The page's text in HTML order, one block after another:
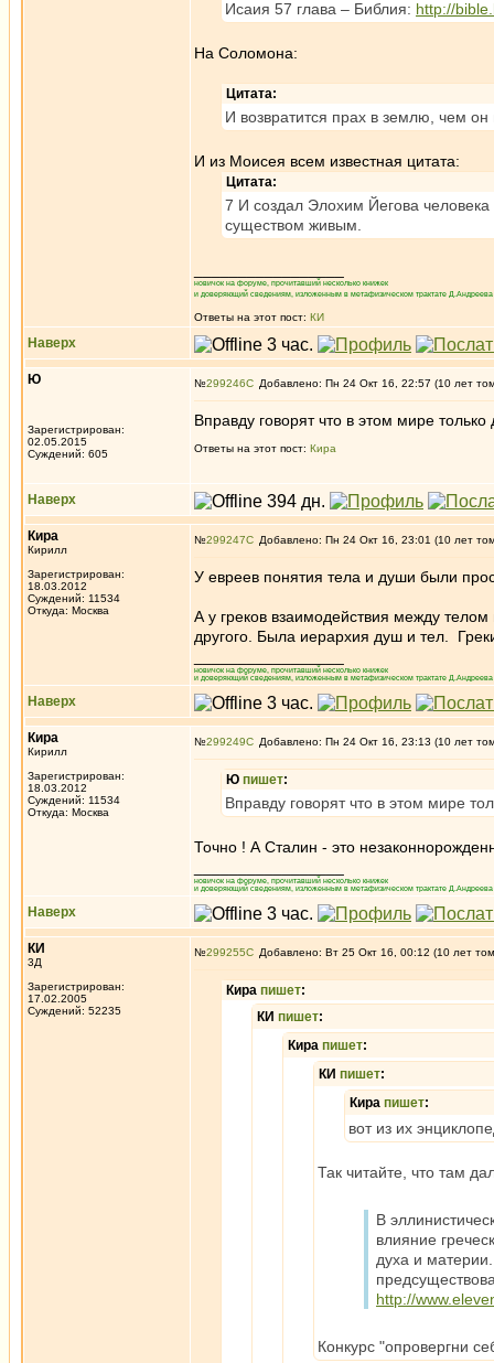
Исаия 57 глава – Библия: http://
На Соломона:
Цитата:
И возвратится прах в землю, чем
И из Моисея всем известная цитата:
Цитата:
7 И создал Элохим Йегова человека
существом живым.
новичок на форуме, прочитавший несколько книжек
и доверяющий сведениям, изложенным в метафизическом трактате
Ответы на этот пост: КИ
Наверх
Ю
Зарегистрирован:
02.05.2015
Суждений: 605
№299246 Добавлено: Пн 24 Окт 16, 22:57 (10 лет
Вправду говорят что в этом мире
Ответы на этот пост: Кира
Наверх
Кира
Кирилл
Зарегистрирован:
18.03.2012
Суждений: 11534
Откуда: Москва
№299247 Добавлено: Пн 24 Окт 16, 23:01 (10 лет
У евреев понятия тела и души были
А у греков взаимодействия между
другого. Была иерархия душ и тел.
новичок на форуме, прочитавший несколько книжек
и доверяющий сведениям, изложенным в метафизическом трактате
Наверх
Кира
Кирилл
Зарегистрирован:
18.03.2012
Суждений: 11534
Откуда: Москва
№299249 Добавлено: Пн 24 Окт 16, 23:13 (10 лет
Ю пишет:
Вправду говорят что в этом мире
Точно ! А Сталин - это
новичок на форуме, прочитавший несколько книжек
и доверяющий сведениям, изложенным в метафизическом трактате
Наверх
КИ
3Д
Зарегистрирован:
17.02.2005
Суждений: 52235
№299255 Добавлено: Вт 25 Окт 16, 00:12 (10 лет
Кира пишет:
КИ пишет:
Кира пишет:
КИ пишет:
Кира пишет:
вот из их
Так читайте, что там
В
влияние
духа и
http://
Конкурс "опровергни